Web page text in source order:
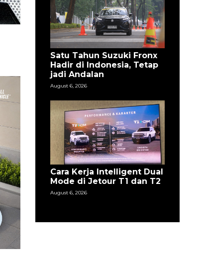
Satu Tahun Suzuki Fronx
Hadir di Indonesia, Tetap
jadi Andalan
August 6, 2026
Cara Kerja Intelligent Dual
Mode di Jetour T1 dan T2
August 6, 2026